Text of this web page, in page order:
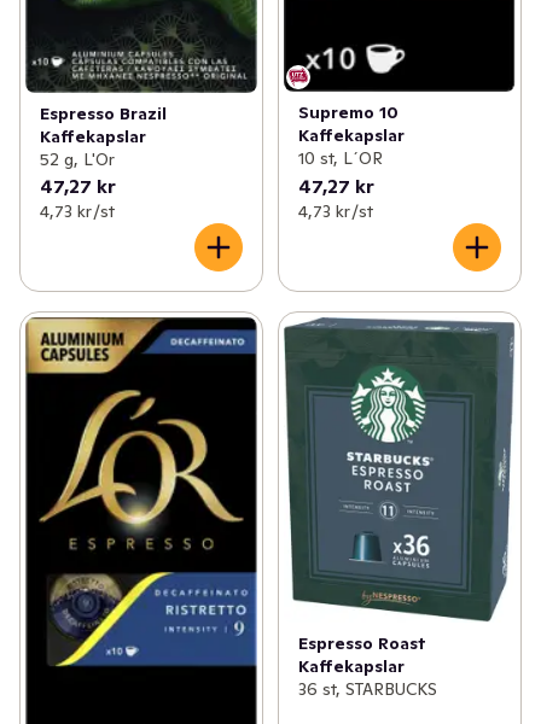
Espresso Brazil
Kaffekapslar
52 g, L'Or
47,27 kr
4,73 kr /st
Supremo 10
Kaffekapslar
10 st, L´OR
47,27 kr
4,73 kr /st
Espresso Roast
Kaffekapslar
36 st, STARBUCKS